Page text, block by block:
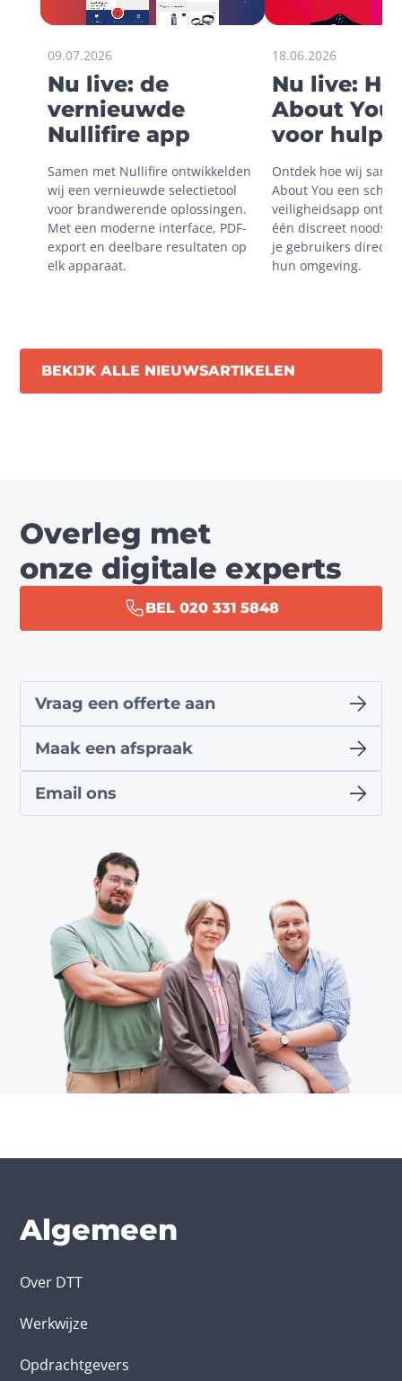
09.07.2026
Nu live: de
vernieuwde
Nullifire app
Samen met Nullifire ontwikkelden
wij een vernieuwde selectietool
voor brandwerende oplossingen.
Met een moderne interface, PDF-
export en deelbare resultaten op
elk apparaat.
18.06.2026
Nu live:
About You
voor hulp
onveilige
situaties
Ontdek hoe wij
About You een
veiligheidsapp
één discreet
je gebruikers direct
hun omgeving.
BEKIJK ALLE NIEUWSARTIKELEN
Overleg met
onze digitale experts
BEL 020 331 5848
Vraag een offerte aan
Maak een afspraak
Email ons
Algemeen
Over DTT
Werkwijze
Opdrachtgevers